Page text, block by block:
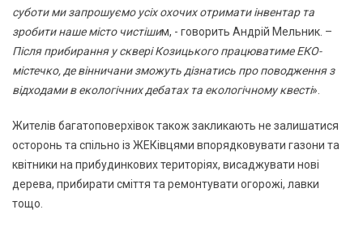
суботи ми запрошуємо усіх охочих отримати інвентар та
зробити наше місто чистішим, - говорить Андрій Мельник. –
Після прибирання у сквері Козицького працюватиме ЕКО-
містечко, де вінничани зможуть дізнатись про поводження з
відходами в екологічних дебатах та екологічному квесті».
Жителів багатоповерхівок також закликають не залишатися
осторонь та спільно із ЖЕКівцями впорядковувати газони та
квітники на прибудинкових територіях, висаджувати нові
дерева, прибирати сміття та ремонтувати огорожі, лавки
тощо.